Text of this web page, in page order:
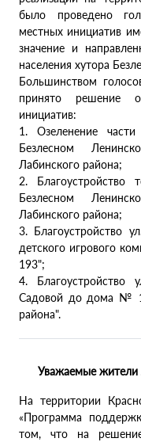
было проведено
местных инициатив
значение и
населения хутора
Большинством
принято решение
инициатив:
1. Озеленение
Безлесном
Лабинского района;
2. Благоустройство
Безлесном
Лабинского района;
3. Благоустройство
детского игрового
193";
4. Благоустройство
Садовой до дома №
района".
Уважаемые жители
На территории
«Программа
том, что на